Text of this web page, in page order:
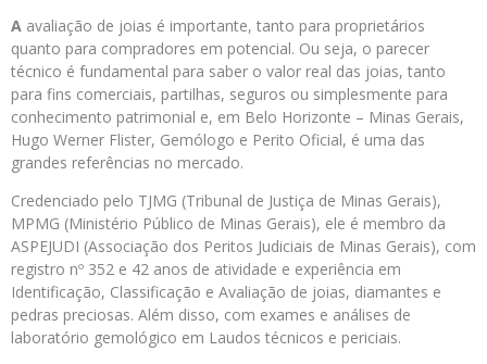
A avaliação de joias é importante, tanto para proprietários
quanto para compradores em potencial. Ou seja, o parecer
técnico é fundamental para saber o valor real das joias, tanto
para fins comerciais, partilhas, seguros ou simplesmente para
conhecimento patrimonial e, em Belo Horizonte – Minas Gerais,
Hugo Werner Flister, Gemólogo e Perito Oficial, é uma das
grandes referências no mercado.
Credenciado pelo TJMG (Tribunal de Justiça de Minas Gerais),
MPMG (Ministério Público de Minas Gerais), ele é membro da
ASPEJUDI (Associação dos Peritos Judiciais de Minas Gerais), com
registro nº 352 e 42 anos de atividade e experiência em
Identificação, Classificação e Avaliação de joias, diamantes e
pedras preciosas. Além disso, com exames e análises de
laboratório gemológico em Laudos técnicos e periciais.